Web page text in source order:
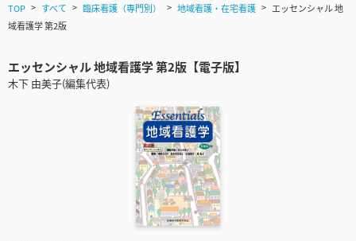
TOP すべて 臨床看護（専門別） 地域看護・在宅看護
エッセンシャル 地
域看護学 第2版
エッセンシャル 地域看護学 第2版【電子版】
木下 由美子(編集代表)